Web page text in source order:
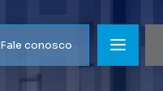
Fale conosco